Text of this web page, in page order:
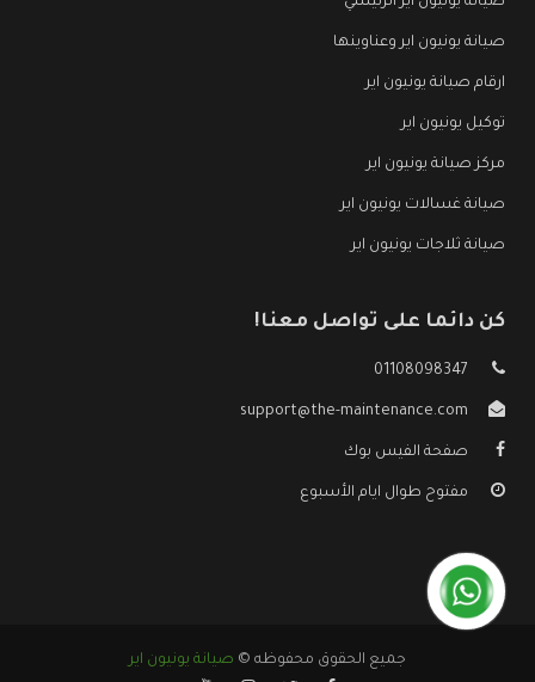
صيانة يونيون اير وعناوينها
ارقام صيانة يونيون اير
توكيل يونيون اير
مركز صيانة يونيون اير
صيانة غسالات يونيون اير
صيانة ثلاجات يونيون اير
كن دائما على تواصل معنا!
01108098347
support@the-maintenance.com
صفحة الفيس بوك
مفتوح طوال ايام الأسبوع
جميع الحقوق محفوظه © صيانة يونيون اير